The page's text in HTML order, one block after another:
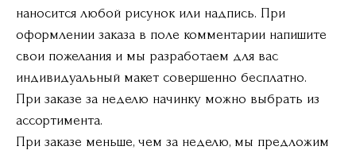
наносится любой рисунок или надпись. При
оформлении заказа в поле комментарии напишите
свои пожелания и мы разработаем для вас
индивидуальный макет совершенно бесплатно.
При заказе за неделю начинку можно выбрать из
ассортимента.
При заказе меньше, чем за неделю, мы предложим